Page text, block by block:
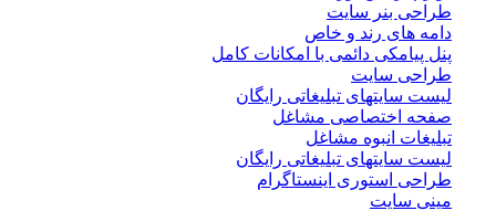
طراحی بنر سایت
دامه های رند و خاص
پنل پیامکی دائمی با امکانات کامل
طراحی سایت
لیست سایتهای تبلیغاتی رایگان
صفحه اختصاصی مشاغل
تبلیغات انبوه مشاغل
لیست سایتهای تبلیغاتی رایگان
طراحی استوری اینستاگرام
مینی سایت